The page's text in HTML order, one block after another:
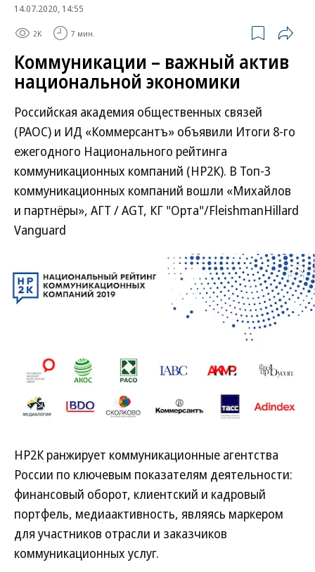
14.07.2020, 14:55
2K 7 мин.
Коммуникации – важный актив
национальной экономики
Российская академия общественных связей
(РАОС) и ИД «Коммерсантъ» объявили Итоги 8-го
ежегодного Национального рейтинга
коммуникационных компаний (НР2К). В Топ-3
коммуникационных компаний вошли «Михайлов
и партнёры», АГТ / AGT, КГ "Орта"/FleishmanHillard
Vanguard
Развернуть
НР2К ранжирует коммуникационные агентства
России по ключевым показателям деятельности:
финансовый оборот, клиентский и кадровый
портфель, медиаактивность, являясь маркером
для участников отрасли и заказчиков
коммуникационных услуг.